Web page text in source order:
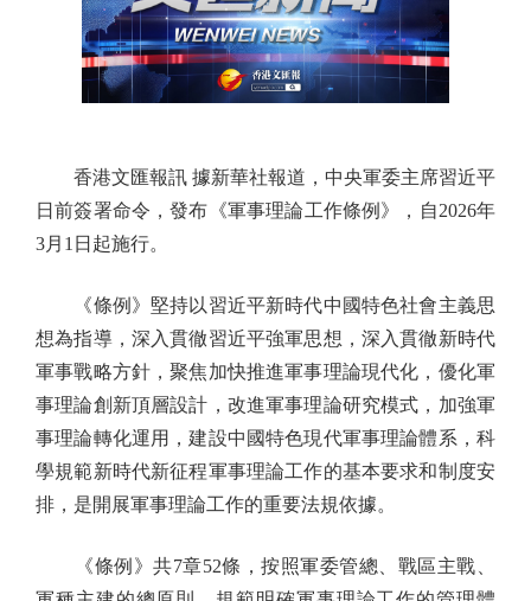
香港文匯報訊 據新華社報道，中央軍委主席習近平
日前簽署命令，發布《軍事理論工作條例》，自2026年
3月1日起施行。
《條例》堅持以習近平新時代中國特色社會主義思
想為指導，深入貫徹習近平強軍思想，深入貫徹新時代
軍事戰略方針，聚焦加快推進軍事理論現代化，優化軍
事理論創新頂層設計，改進軍事理論研究模式，加強軍
事理論轉化運用，建設中國特色現代軍事理論體系，科
學規範新時代新征程軍事理論工作的基本要求和制度安
排，是開展軍事理論工作的重要法規依據。
《條例》共7章52條，按照軍委管總、戰區主戰、